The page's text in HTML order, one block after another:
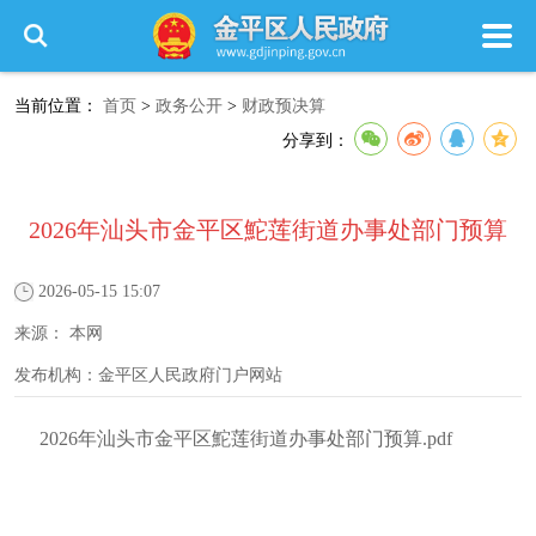
当前位置： 首页 > 政务公开 > 财政预决算
分享到：
2026年汕头市金平区鮀莲街道办事处部门预算
2026-05-15 15:07
来源： 本网
发布机构： 金平区人民政府门户网站
2026年汕头市金平区鮀莲街道办事处部门预算.pdf